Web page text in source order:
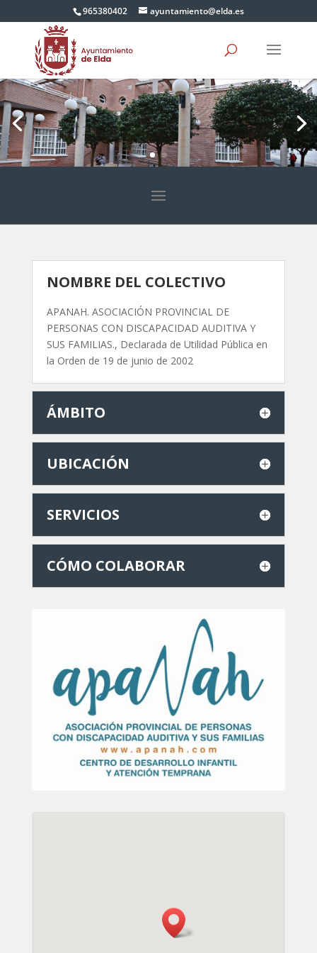
965380402 ayuntamiento@elda.es
NOMBRE DEL COLECTIVO
APANAH. ASOCIACIÓN PROVINCIAL DE
PERSONAS CON DISCAPACIDAD AUDITIVA Y
SUS FAMILIAS., Declarada de Utilidad Pública en
la Orden de 19 de junio de 2002
ÁMBITO
UBICACIÓN
SERVICIOS
CÓMO COLABORAR